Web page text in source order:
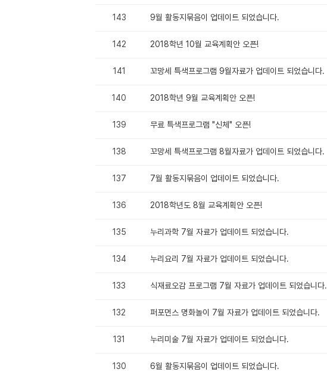
143 9월 활동지묶음이 업데이트 되었습니다.
142 2018학년 10월 교육계획안 오픈!
141 꼬망세 특색프로그램 9월자료가 업데이트 되었습니다.
140 2018학년 9월 교육계획안 오픈!
139 무료 특색프로그램 "신체" 오픈!
138 꼬망세 특색프로그램 8월자료가 업데이트 되었습니다.
137 7월 활동지묶음이 업데이트 되었습니다.
136 2018학년도 8월 교육계획안 오픈!
135 누리과학 7월 자료가 업데이트 되었습니다.
134 누리요리 7월 자료가 업데이트 되었습니다.
133 식재료오감 프로그램 7월 자료가 업데이트 되었습니다.
132 퍼포먼스 명화놀이 7월 자료가 업데이트 되었습니다.
131 누리미술 7월 자료가 업데이트 되었습니다.
130 6월 활동지묶음이 업데이트 되었습니다.